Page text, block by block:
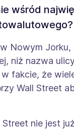
wśród
Nowym
niż nazwa
fakcie, że
Wall Street
Street nie jest